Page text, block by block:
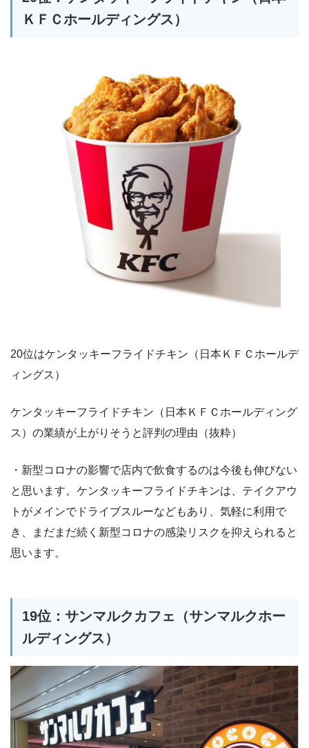
ＫＦＣホールディングス）
20位はケンタッキーフライドチキン（日本ＫＦＣホールデ
ィングス）
ケンタッキーフライドチキン（日本ＫＦＣホールディング
ス）の業績が上がりそうと評判の理由（抜粋）
・新型コロナの影響で店内で飲食するのは今後も伸びない
と思います。ケンタッキーフライドチキンは、テイクアウ
トがメインでドライブスルーなどもあり、気軽に利用で
き、まだまだ続く新型コロナの感染リスクを抑えられると
思います。
19位：サンマルクカフェ（サンマルクホー
ルディングス）